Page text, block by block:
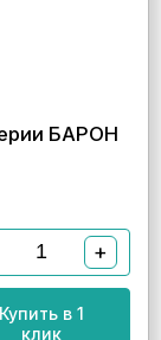
БАРОН
+
Купить в 1
клик